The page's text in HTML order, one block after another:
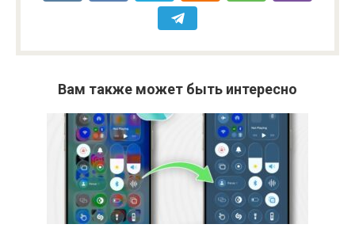
Вам также может быть интересно